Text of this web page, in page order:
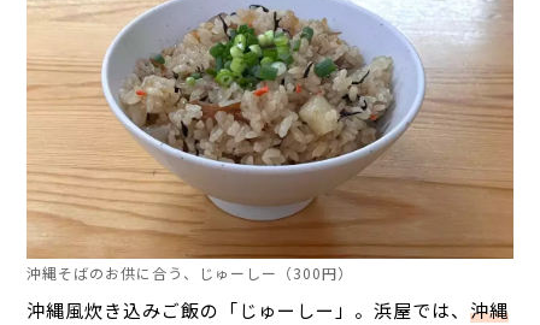
沖縄そばのお供に合う、じゅーしー（300円）
沖縄風炊き込みご飯の「じゅーしー」。浜屋では、沖縄